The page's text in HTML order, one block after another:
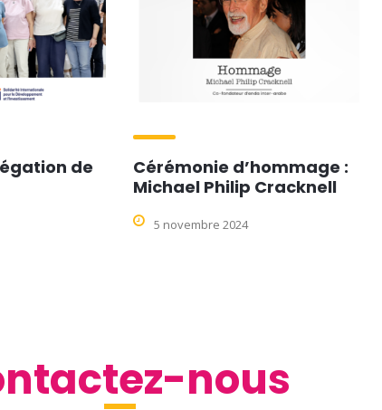
de
Cérémonie d’hommage :
Michael Philip Cracknell
5 novembre 2024
nous